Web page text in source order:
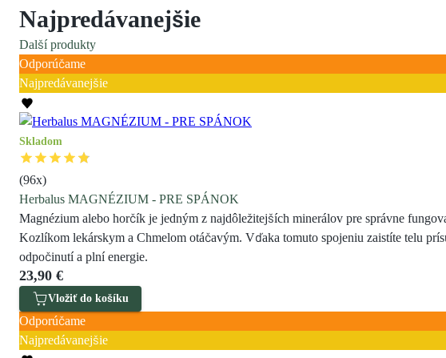
Najpredávanejšie
Další produkty
Odporúčame
Najpredávanejšie
Skladom
(96x)
Herbalus MAGNÉZIUM - PRE SPÁNOK
Magnézium alebo horčík je jedným z najdôležitejších minerálov pre správne
Kozlíkom lekárskym a Chmelom otáčavým. Vďaka tomuto spojeniu zaistíte telu
odpočinutí a plní energie.
23,90 €
Vložiť do košíku
Odporúčame
Najpredávanejšie